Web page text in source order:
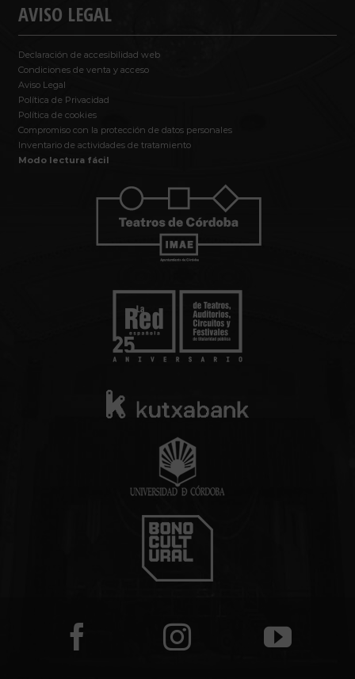
AVISO LEGAL
Declaración de accesibilidad web
Condiciones de venta y acceso
Aviso Legal
Política de Privacidad
Política de cookies
Compromiso con la protección de datos personales
Inventario de actividades de tratamiento
Modo lectura fácil